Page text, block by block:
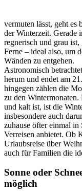
vermuten lässt, geht es
der Winterzeit. Gerade
regnerisch und grau
Ferne – ideal also, um
Wänden zu entgehen.
Astronomisch
herum und endet am
hingegen zählen die
zu den
und kalt ist, ist die
insbesondere auch
zuhause öfter einmal in
Verreisen anbietet. Ob
Urlaubsreise über
auch für Familien die
Sonne oder
möglich